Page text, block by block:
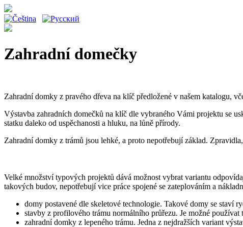
Zahradní domečky
Zahradní domky z pravého dřeva na klíč předložené v našem katalogu,
Výstavba zahradních domečků na klíč dle vybraného Vámi projektu se
statku daleko od uspěchanosti a hluku, na lůně přírody.
Zahradní domky z trámů jsou lehké, a proto nepotřebují základ.
Velké množství typových projektů dává možnost vybrat variantu
takových budov, nepotřebují vice práce spojené se zateplováním a
domy postavené dle skeletové technologie. Takové domy se staví
stavby z profilového trámu normálního průřezu. Je možné
zahradní domky z lepeného trámu. Jedna z nejdražších variant